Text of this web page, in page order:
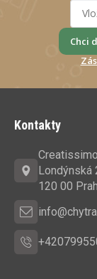
Chci
Kontakty
Londýnská
120 00